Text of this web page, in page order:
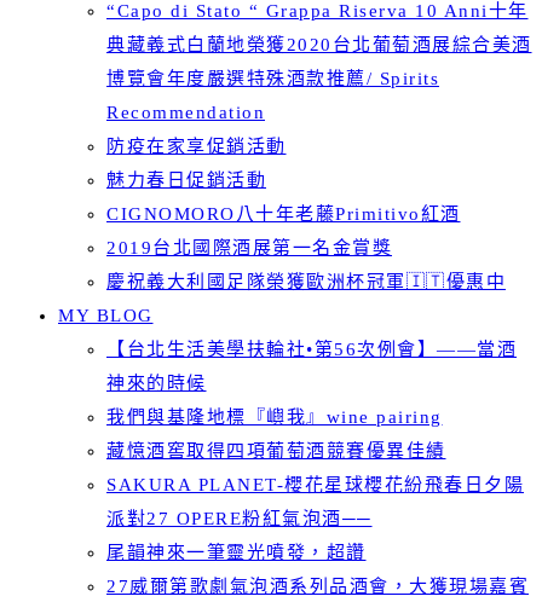
“Capo di Stato “ Grappa Riserva 10 Anni十年
典藏義式白蘭地榮獲2020台北葡萄酒展綜合美酒
博覽會年度嚴選特殊酒款推薦/ Spirits
Recommendation
防疫在家享促銷活動
魅力春日促銷活動
CIGNOMORO八十年老藤Primitivo紅酒
2019台北國際酒展第一名金賞獎
慶祝義大利國足隊榮獲歐洲杯冠軍🇮🇹優惠中
MY BLOG
【台北生活美學扶輪社•第56次例會】——當酒
神來的時候
我們與基隆地標『嶼我』wine pairing
藏憶酒窖取得四項葡萄酒競賽優異佳績
SAKURA PLANET-櫻花星球櫻花紛飛春日夕陽
派對27 OPERE粉紅氣泡酒──
尾韻神來一筆靈光噴發，超讚
27威爾第歌劇氣泡酒系列品酒會，大獲現場嘉賓